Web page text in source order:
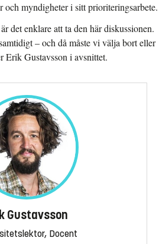
och myndigheter i sitt prioriteringsarbete.
det enklare att ta den här diskussionen.
– och då måste vi välja bort eller
Erik Gustavsson i avsnittet.
Gustavsson
Docent